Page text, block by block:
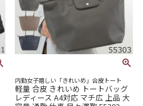
内勤女子嬉しい「きれいめ」合皮トート
軽量 合皮 きれいめ トートバッグ
レディース A4対応 マチ広 上品 大